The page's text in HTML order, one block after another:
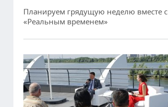
Планируем грядущую неделю вместе с
«Реальным временем»